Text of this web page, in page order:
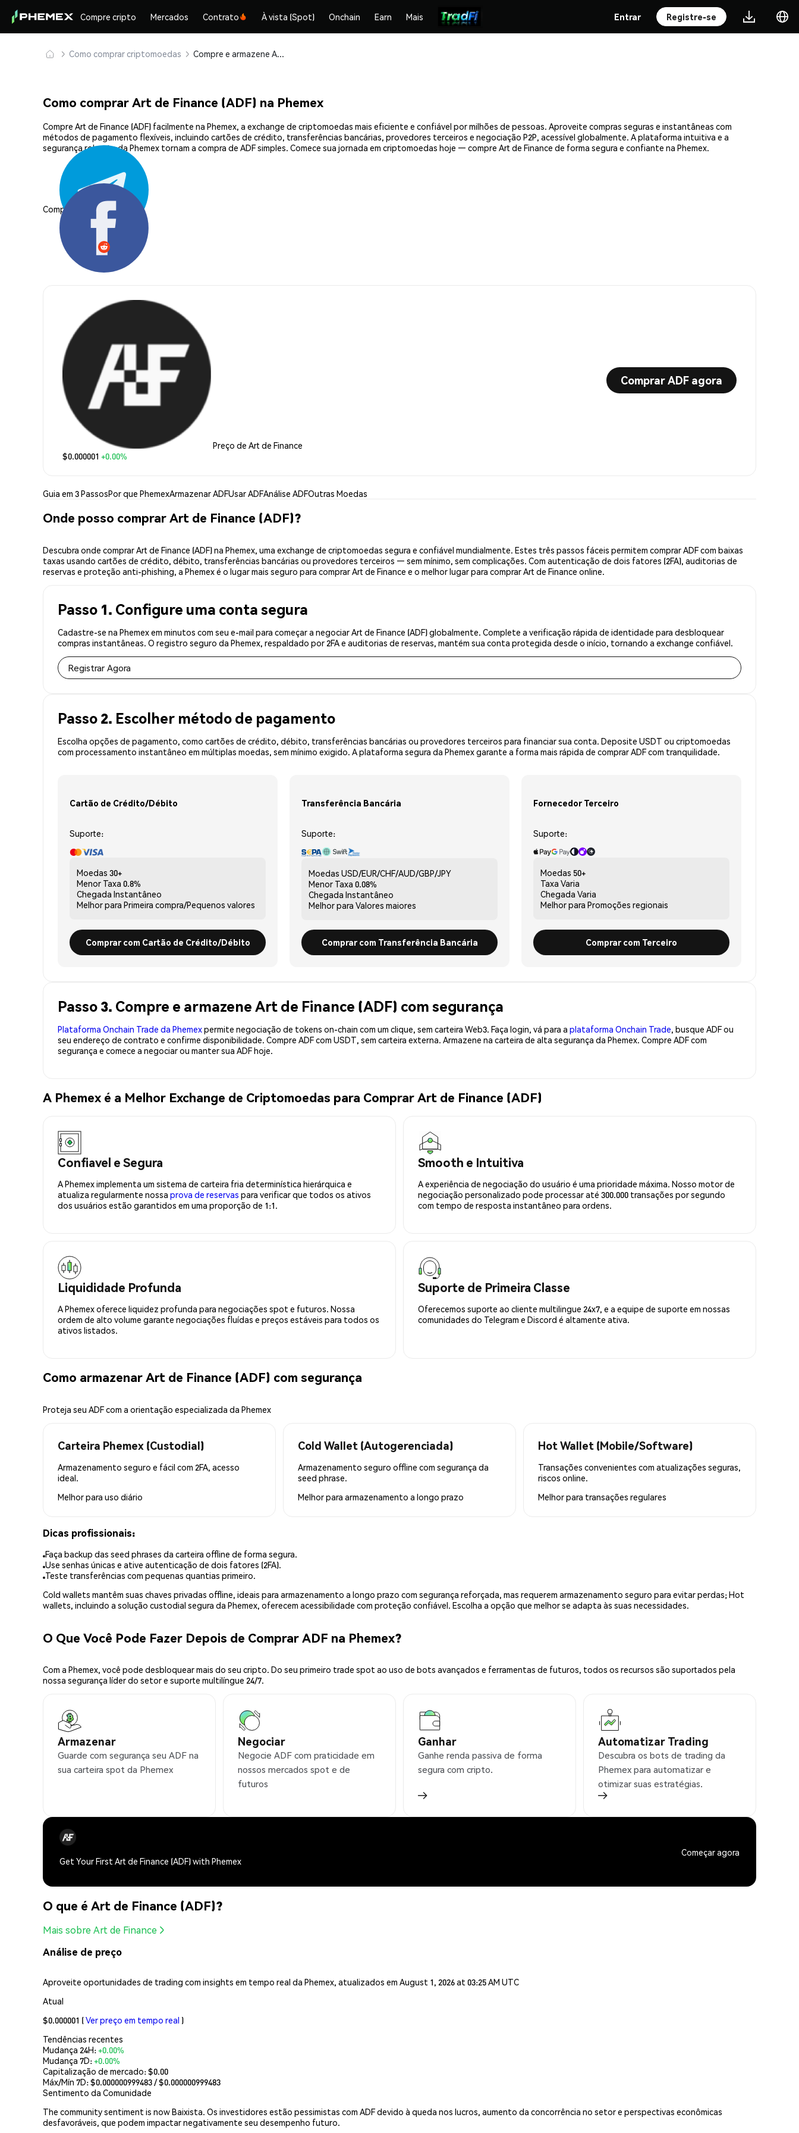
Compre cripto Mercados Contrato À vista (Spot) Onchain Earn Mais Entrar Registre-se
Como comprar criptomoedas Compre e armazene Art de Finance (ADF) com segurança
Como comprar Art de Finance (ADF) na Phemex
Compre Art de Finance (ADF) facilmente na Phemex, a exchange de criptomoedas mais eficiente e confiável por milhões de pessoas. Aproveite compras seguras e instantâneas com
métodos de pagamento flexíveis, incluindo cartões de crédito, transferências bancárias, provedores terceiros e negociação P2P, acessível globalmente. A plataforma intuitiva e a
segurança robusta da Phemex tornam a compra de ADF simples. Comece sua jornada em criptomoedas hoje — compre Art de Finance de forma segura e confiante na Phemex.
Compartilhar:
Preço de Art de Finance
$0.000001 +0.00%
Comprar ADF agora
Guia em 3 PassosPor que PhemexArmazenar ADFUsar ADFAnálise ADFOutras Moedas
Onde posso comprar Art de Finance (ADF)?
Descubra onde comprar Art de Finance (ADF) na Phemex, uma exchange de criptomoedas segura e confiável mundialmente. Estes três passos fáceis permitem comprar ADF com baixas
taxas usando cartões de crédito, débito, transferências bancárias ou provedores terceiros — sem mínimo, sem complicações. Com autenticação de dois fatores (2FA), auditorias de
reservas e proteção anti-phishing, a Phemex é o lugar mais seguro para comprar Art de Finance e o melhor lugar para comprar Art de Finance online.
Passo 1. Configure uma conta segura
Cadastre-se na Phemex em minutos com seu e-mail para começar a negociar Art de Finance (ADF) globalmente. Complete a verificação rápida de identidade para desbloquear
compras instantâneas. O registro seguro da Phemex, respaldado por 2FA e auditorias de reservas, mantém sua conta protegida desde o início, tornando a exchange confiável.
Registrar Agora
Passo 2. Escolher método de pagamento
Escolha opções de pagamento, como cartões de crédito, débito, transferências bancárias ou provedores terceiros para financiar sua conta. Deposite USDT ou criptomoedas
com processamento instantâneo em múltiplas moedas, sem mínimo exigido. A plataforma segura da Phemex garante a forma mais rápida de comprar ADF com tranquilidade.
Cartão de Crédito/Débito
Suporte:
Moedas 30+
Menor Taxa 0.8%
Chegada Instantâneo
Melhor para Primeira compra/Pequenos valores
Comprar com Cartão de Crédito/Débito
Transferência Bancária
Suporte:
Moedas USD/EUR/CHF/AUD/GBP/JPY
Menor Taxa 0.08%
Chegada Instantâneo
Melhor para Valores maiores
Comprar com Transferência Bancária
Fornecedor Terceiro
Suporte:
Moedas 50+
Taxa Varia
Chegada Varia
Melhor para Promoções regionais
Comprar com Terceiro
Passo 3. Compre e armazene Art de Finance (ADF) com segurança
Plataforma Onchain Trade da Phemexpermite negociação de tokens on-chain com um clique, sem carteira Web3. Faça login, vá para a plataforma Onchain Trade, busque ADF ou
seu endereço de contrato e confirme disponibilidade. Compre ADF com USDT, sem carteira externa. Armazene na carteira de alta segurança da Phemex. Compre ADF com
segurança e comece a negociar ou manter sua ADF hoje.
A Phemex é a Melhor Exchange de Criptomoedas para Comprar Art de Finance (ADF)
Confiavel e Segura
A Phemex implementa um sistema de carteira fria determinística hierárquica e
atualiza regularmente nossa prova de reservas para verificar que todos os ativos
dos usuários estão garantidos em uma proporção de 1:1.
Smooth e Intuitiva
A experiência de negociação do usuário é uma prioridade máxima. Nosso motor de
negociação personalizado pode processar até 300.000 transações por segundo
com tempo de resposta instantâneo para ordens.
Liquididade Profunda
A Phemex oferece liquidez profunda para negociações spot e futuros. Nossa
ordem de alto volume garante negociações fluídas e preços estáveis para todos os
ativos listados.
Suporte de Primeira Classe
Oferecemos suporte ao cliente multilingue 24x7, e a equipe de suporte em nossas
comunidades do Telegram e Discord é altamente ativa.
Como armazenar Art de Finance (ADF) com segurança
Proteja seu ADF com a orientação especializada da Phemex
Carteira Phemex (Custodial)
Armazenamento seguro e fácil com 2FA, acesso
ideal.
Melhor para uso diário
Cold Wallet (Autogerenciada)
Armazenamento seguro offline com segurança da
seed phrase.
Melhor para armazenamento a longo prazo
Hot Wallet (Mobile/Software)
Transações convenientes com atualizações seguras,
riscos online.
Melhor para transações regulares
Dicas profissionais:
Faça backup das seed phrases da carteira offline de forma segura.
Use senhas únicas e ative autenticação de dois fatores (2FA).
Teste transferências com pequenas quantias primeiro.
Cold wallets mantêm suas chaves privadas offline, ideais para armazenamento a longo prazo com segurança reforçada, mas requerem armazenamento seguro para evitar perdas; Hot
wallets, incluindo a solução custodial segura da Phemex, oferecem acessibilidade com proteção confiável. Escolha a opção que melhor se adapta às suas necessidades.
O Que Você Pode Fazer Depois de Comprar ADF na Phemex?
Com a Phemex, você pode desbloquear mais do seu cripto. Do seu primeiro trade spot ao uso de bots avançados e ferramentas de futuros, todos os recursos são suportados pela
nossa segurança líder do setor e suporte multilíngue 24/7.
Armazenar
Guarde com segurança seu ADF na
sua carteira spot da Phemex
Negociar
Negocie ADF com praticidade em
nossos mercados spot e de
futuros
Ganhar
Ganhe renda passiva de forma
segura com cripto.
Automatizar Trading
Descubra os bots de trading da
Phemex para automatizar e
otimizar suas estratégias.
Get Your First Art de Finance (ADF) with Phemex
Começar agora
O que é Art de Finance (ADF)?
Mais sobre Art de Finance
Análise de preço
Aproveite oportunidades de trading com insights em tempo real da Phemex, atualizados em August 1, 2026 at 03:25 AM UTC
Atual
$0.000001 (Ver preço em tempo real )
Tendências recentes
Mudança 24H:+0.00%
Mudança 7D:+0.00%
Capitalização de mercado:$0.00
Máx/Mín 7D: $0.000000999483/ $0.000000999483
Sentimento da Comunidade
The community sentiment is now Baixista. Os investidores estão pessimistas com ADF devido à queda nos lucros, aumento da concorrência no setor e perspectivas econômicas
desfavoráveis, que podem impactar negativamente seu desempenho futuro.